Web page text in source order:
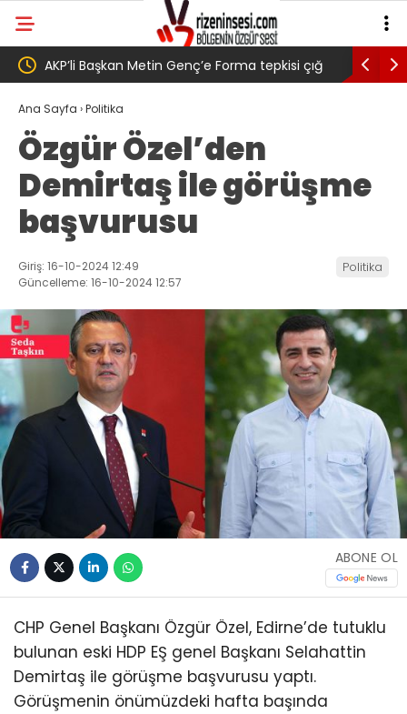
çığ Salah transferi sonrası 6661 forma alan
belediye başkanına ‘Kimin parasıyla’ sorusu
Ana Sayfa ›Politika
Özgür Özel’den
Demirtaş ile görüşme
başvurusu
Giriş: 16-10-2024 12:49
Güncelleme: 16-10-2024 12:57
Politika
ABONE OL
CHP Genel Başkanı Özgür Özel, Edirne’de tutuklu
bulunan eski HDP EŞ genel Başkanı Selahattin
Demirtaş ile görüşme başvurusu yaptı.
Görüşmenin önümüzdeki hafta başında